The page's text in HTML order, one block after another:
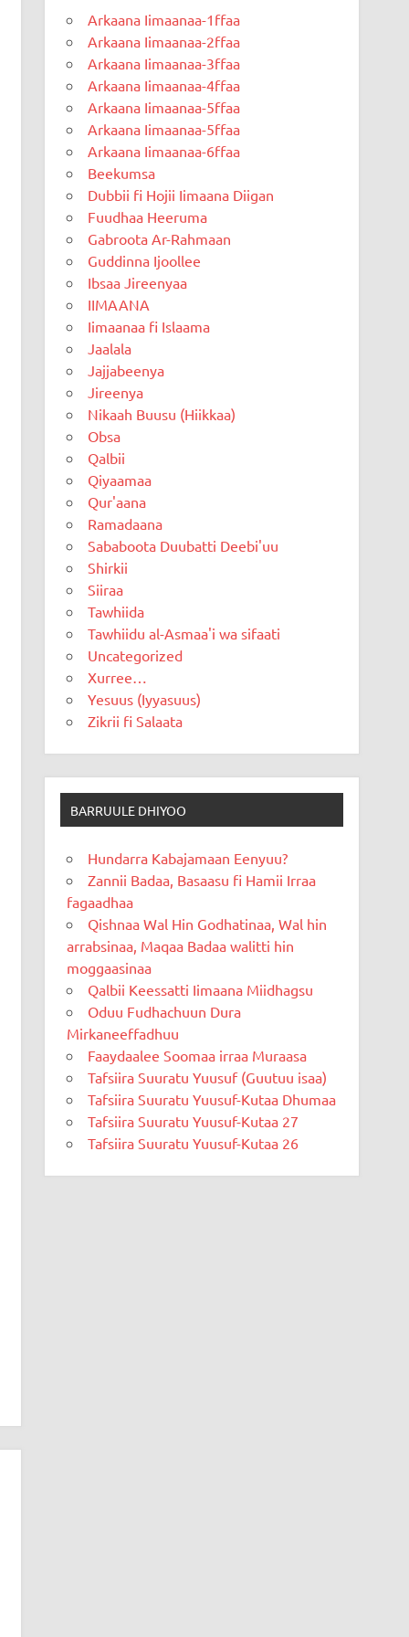
Arkaana Iimaanaa-1ffaa
Arkaana Iimaanaa-2ffaa
Arkaana Iimaanaa-3ffaa
Arkaana Iimaanaa-4ffaa
Arkaana Iimaanaa-5ffaa
Arkaana Iimaanaa-5ffaa
Arkaana Iimaanaa-6ffaa
Beekumsa
Dubbii fi Hojii Iimaana Diigan
Fuudhaa Heeruma
Gabroota Ar-Rahmaan
Guddinna Ijoollee
Ibsaa Jireenyaa
IIMAANA
Iimaanaa fi Islaama
Jaalala
Jajjabeenya
Jireenya
Nikaah Buusu (Hiikkaa)
Obsa
Qalbii
Qiyaamaa
Qur'aana
Ramadaana
Sababoota Duubatti Deebi'uu
Shirkii
Siiraa
Tawhiida
Tawhiidu al-Asmaa'i wa sifaati
Uncategorized
Xurree…
Yesuus (Iyyasuus)
Zikrii fi Salaata
BARRUULE DHIYOO
Hundarra Kabajamaan Eenyuu?
Zannii Badaa, Basaasu fi Hamii Irraa
fagaadhaa
Qishnaa Wal Hin Godhatinaa, Wal hin
arrabsinaa, Maqaa Badaa walitti hin
moggaasinaa
Qalbii Keessatti Iimaana Miidhagsu
Oduu Fudhachuun Dura
Mirkaneeffadhuu
Faaydaalee Soomaa irraa Muraasa
Tafsiira Suuratu Yuusuf (Guutuu isaa)
Tafsiira Suuratu Yuusuf-Kutaa Dhumaa
Tafsiira Suuratu Yuusuf-Kutaa 27
Tafsiira Suuratu Yuusuf-Kutaa 26